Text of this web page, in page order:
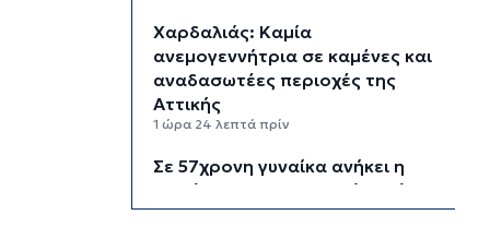
Χαρδαλιάς: Καμία
ανεμογεννήτρια σε καμένες και
αναδασωτέες περιοχές της
Αττικής
1 ώρα 24 λεπτά πρίν
Σε 57χρονη γυναίκα ανήκει η
σορός στον Λυκαβηττό, από
πτώση ο θάνατος